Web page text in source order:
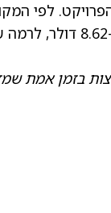
הפרויקט. לפי
בזמן אמת